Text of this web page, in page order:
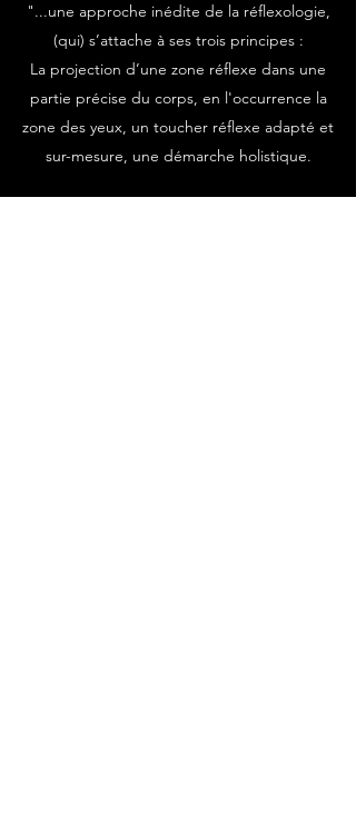
"...une approche inédite de la réflexologie,
(qui) s’attache à ses trois principes :
La projection d’une zone réflexe dans une
partie précise du corps, en l'occurrence la
zone des yeux, un toucher réflexe adapté et
sur-mesure, une démarche holistique.